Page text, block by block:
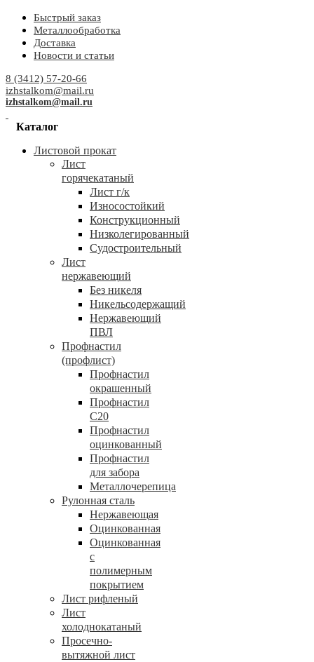
Быстрый заказ
Металлообработка
Доставка
Новости и статьи
8 (3412) 57-20-66
izhstalkom@mail.ru
izhstalkom@mail.ru
Каталог
Листовой прокат
Лист
горячекатаный
Лист г/к
Износостойкий
Конструкционный
Низколегированный
Судостроительный
Лист
нержавеющий
Без никеля
Никельсодержащий
Нержавеющий
ПВЛ
Профнастил
(профлист)
Профнастил
окрашенный
Профнастил
С20
Профнастил
оцинкованный
Профнастил
для забора
Металлочерепица
Рулонная сталь
Нержавеющая
Оцинкованная
Оцинкованная
с
полимерным
покрытием
Лист рифленый
Лист
холоднокатаный
Просечно-
вытяжной лист